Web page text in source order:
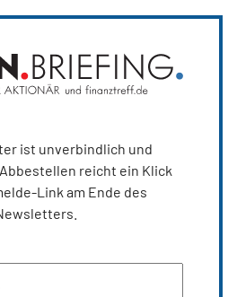
ist unverbindlich und
reicht ein Klick
Link am Ende des